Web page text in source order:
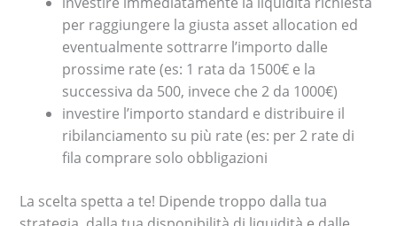
per raggiungere la giusta asset allocation ed
eventualmente sottrarre l’importo dalle
prossime rate (es: 1 rata da 1500€ e la
successiva da 500, invece che 2 da 1000€)
investire l’importo standard e distribuire il
ribilanciamento su più rate (es: per 2 rate di
fila comprare solo obbligazioni
La scelta spetta a te! Dipende troppo dalla tua